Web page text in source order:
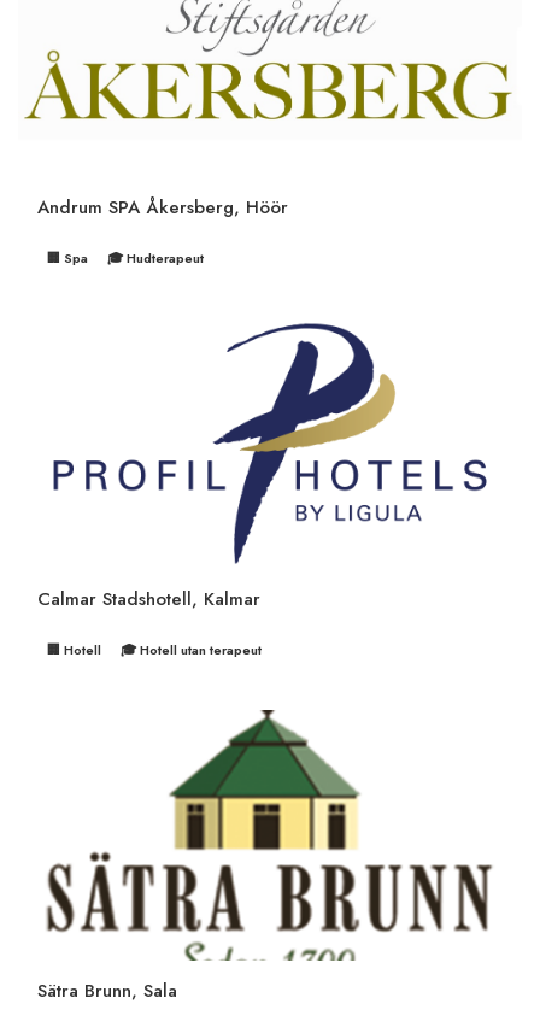
Andrum SPA Åkersberg, Höör
🏢 Spa 🎓 Hudterapeut
Calmar Stadshotell, Kalmar
🏢 Hotell 🎓 Hotell utan terapeut
Sätra Brunn, Sala